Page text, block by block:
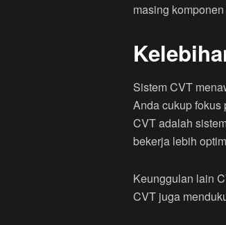
masing
Sistem CVT
Anda cukup fokus
CVT adalah
bekerja lebih
Keunggulan lain
CVT juga